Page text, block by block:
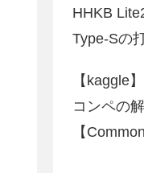
HHKB
Type-Sの
【kaggle
コンペの
【